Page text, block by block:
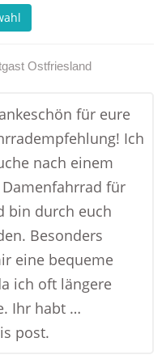
Ostfriesland
für eure
Ich
nach einem
für
bin durch euch
Besonders
eine bequeme
ich oft längere
Ihr habt …
post.